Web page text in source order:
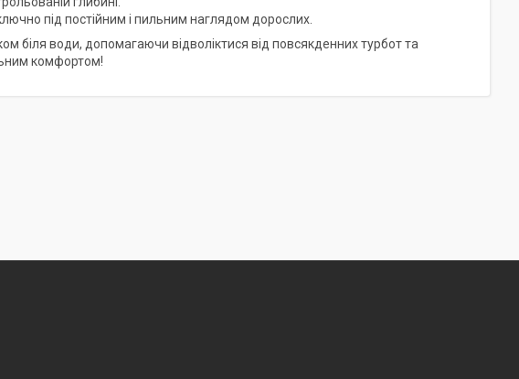
під постійним і пильним наглядом дорослих.
біля води, допомагаючи відволіктися від повсякденних турбот та
комфортом!